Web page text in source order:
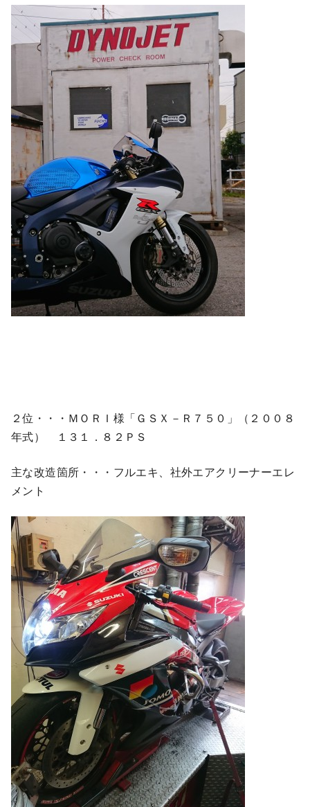
２位・・・ＭＯＲＩ様「ＧＳＸ－Ｒ７５０」（２００８
年式） １３１．８２ＰＳ
主な改造箇所・・・フルエキ、社外エアクリーナーエレ
メント